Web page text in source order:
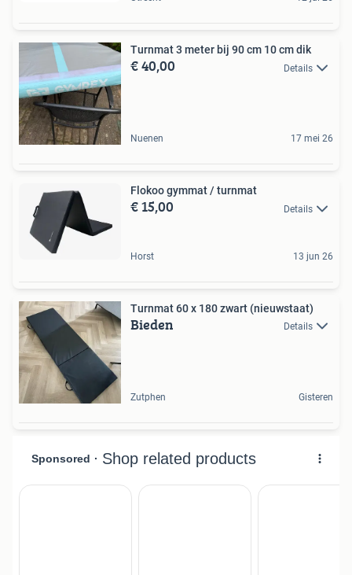
Turnmat 3 meter bij 90 cm 10 cm dik
€ 40,00 Details
Nuenen 17 mei 26
Flokoo gymmat / turnmat
€ 15,00 Details
Horst 13 jun 26
Turnmat 60 x 180 zwart (nieuwstaat)
Bieden Details
Zutphen Gisteren